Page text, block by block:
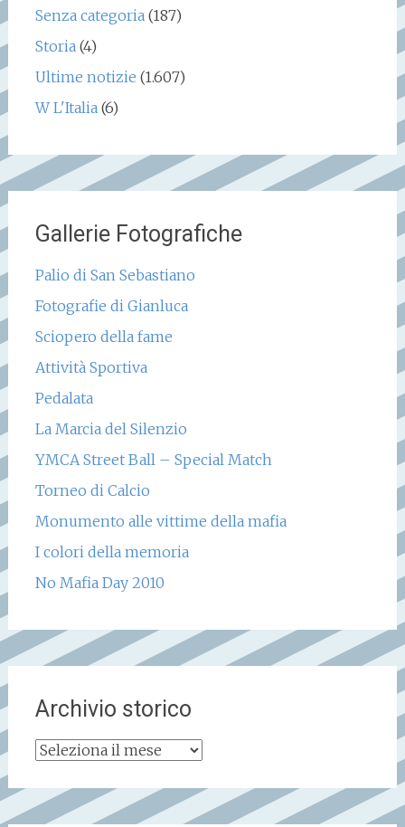
Senza categoria(187)
Storia(4)
Ultime notizie (1.607)
W L'Italia(6)
Gallerie Fotografiche
Palio di San Sebastiano
Fotografie di Gianluca
Sciopero della fame
Attività Sportiva
Pedalata
La Marcia del Silenzio
YMCA Street Ball – Special Match
Torneo di Calcio
Monumento alle vittime della mafia
I colori della memoria
No Mafia Day 2010
Archivio storico
Archivio